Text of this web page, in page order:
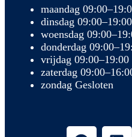
maandag
dinsdag 09:00–19:00
woensdag
donderdag
vrijdag 09:00–19:00
zaterdag
zondag Gesloten